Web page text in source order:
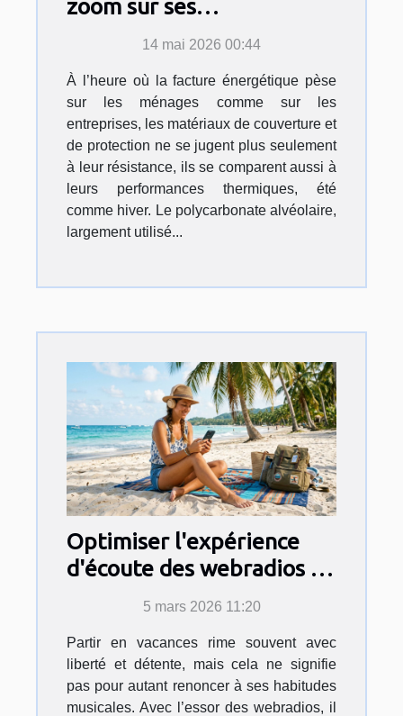
zoom sur ses
performances thermiques
14 mai 2026 00:44
À l’heure où la facture énergétique pèse
sur les ménages comme sur les
entreprises, les matériaux de couverture et
de protection ne se jugent plus seulement
à leur résistance, ils se comparent aussi à
leurs performances thermiques, été
comme hiver. Le polycarbonate alvéolaire,
largement utilisé...
Optimiser l'expérience
d'écoute des webradios en
vacances5 mars 2026 11:20
Partir en vacances rime souvent avec
liberté et détente, mais cela ne signifie
pas pour autant renoncer à ses habitudes
musicales. Avec l’essor des webradios, il